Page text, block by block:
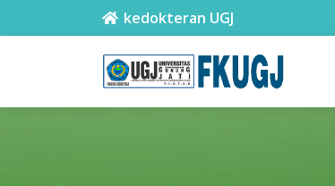
kedokteran UGJ